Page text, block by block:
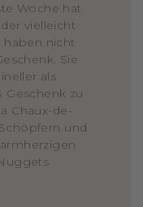
Woche hat
vielleicht
haben nicht
Sie
als
Geschenk zu
Chaux-de-
und